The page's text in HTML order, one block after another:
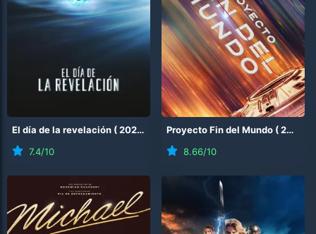
El día de la revelación (2026 )
7.4/10
Proyecto Fin del Mundo (2026
8.66/10